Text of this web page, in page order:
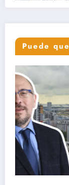
Puede